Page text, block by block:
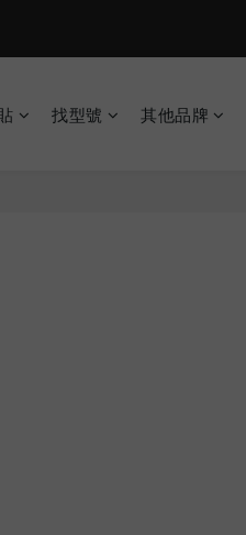
找型號 其他品牌